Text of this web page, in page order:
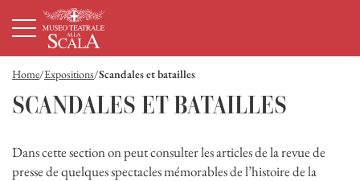
Page d'accueilNavigation principale
Home Expositions Scandales et batailles
SCANDALES ET BATAILLES
Dans cette section on peut consulter les articles de la revue de
presse de quelques spectacles mémorables de l’histoire de la